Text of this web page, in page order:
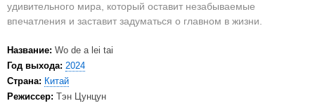
удивительного мира, который оставит незабываемые
впечатления и заставит задуматься о главном в жизни.
Название: Wo de a lei tai
Год выхода: 2024
Страна: Китай
Режиссер: Тэн Цунцун